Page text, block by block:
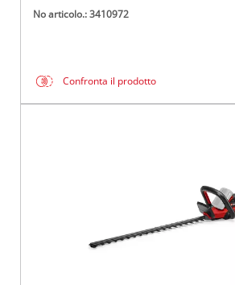
No articolo.: 3410972
Confronta il prodotto